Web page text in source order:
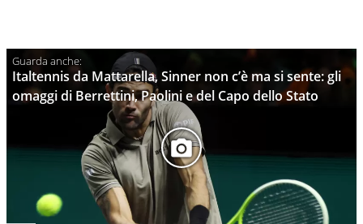
Italtennis da Mattarella, Sinner non c’è ma si sente: gli
omaggi di Berrettini, Paolini e del Capo dello Stato